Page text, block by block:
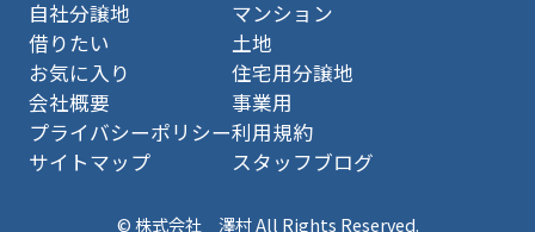
自社分譲地
借りたい
お気に入り
会社概要
プライバシーポリシー
サイトマップ
マンション
土地
住宅用分譲地
事業用
利用規約
スタッフブログ
© 株式会社 澤村 All Rights Reserved.